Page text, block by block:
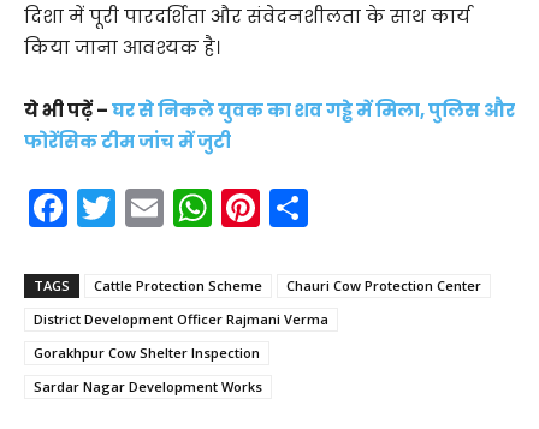
दिशा में पूरी पारदर्शिता और संवेदनशीलता के साथ कार्य
किया जाना आवश्यक है।
ये भी पढ़ें –घर से निकले युवक का शव गड्ढे में मिला, पुलिस और
फोरेंसिक टीम जांच में जुटी
F
a
c
e
b
o
T
w
itt
er
E
m
ai
l
W
h
a
ts
A
p
Pi
nt
er
e
ar
e
TAGS Cattle Protection Scheme
Chauri Cow Protection Center
District Development Officer Rajmani Verma
Gorakhpur Cow Shelter Inspection
Sardar Nagar Development Works